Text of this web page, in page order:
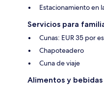
Estacionamiento en
Servicios para
Cunas: EUR 35 por
Chapoteadero
Cuna de viaje
Alimentos y bebidas